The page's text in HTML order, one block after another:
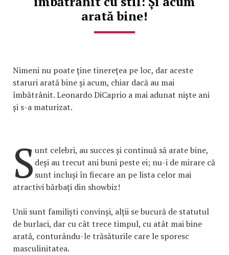
arată bine!
Nimeni nu poate ține tinerețea pe loc, dar aceste
staruri arată bine și acum, chiar dacă au mai
îmbătrânit. Leonardo DiCaprio a mai adunat niște ani
și s-a maturizat.
Sunt celebri, au succes și continuă să arate bine,
deși au trecut ani buni peste ei; nu-i de mirare că
sunt incluși în fiecare an pe lista celor mai
atractivi bărbați din showbiz!
Unii sunt familiști convinși, alții se bucură de statutul
de burlaci, dar cu cât trece timpul, cu atât mai bine
arată, conturându-le trăsăturile care le sporesc
masculinitatea.